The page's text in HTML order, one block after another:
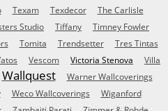
Texam Texdecor
The Carlisle
Studio Tiffany
Timney Fowler
Tomita Trendsetter
Tres Tintas
Vescom Victoria Stenova
Villa
Wallquest
Warner Wallcoverings
Weco Wallcoverings
Wiganford